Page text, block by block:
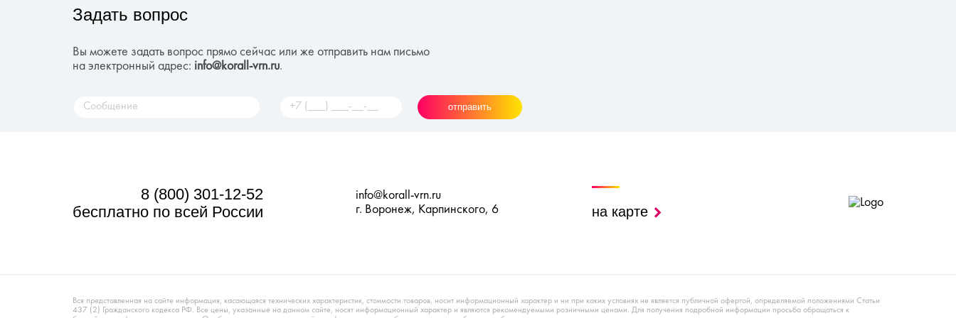
Задать вопрос
Вы можете задать вопрос прямо сейчас или же отправить нам письмо
на электронный адрес: info@korall-vrn.ru.
отправить
8 (800) 301-12-52
бесплатно по всей России
info@korall-vrn.ru
г. Воронеж, Карпинского, 6
на карте
Вся представленная на сайте информация, касающаяся технических характеристик, стоимости товаров, носит информационный характер и ни при каких условиях не является публичной офертой, определяемой положениями Статьи
437 (2) Гражданского кодекса РФ. Все цены, указанные на данном сайте, носят информационный характер и являются рекомендуемыми розничными ценами. Для получения подробной информации просьба обращаться к